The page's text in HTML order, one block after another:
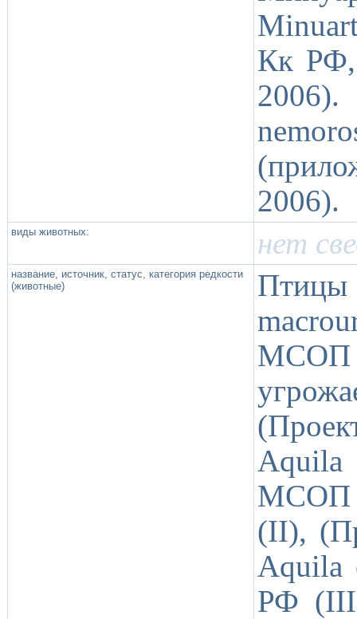
Кк
2006).
2006).
виды животных: нет
название, источник, статус, категория редкости
(животные)
МСОП
МСОП
(II),
Aquila
РФ